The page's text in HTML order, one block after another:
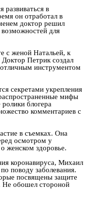
развиваться в
он отработал в
доктор решил
для
с женой Натальей, к
Петрик создал
инструментом
секретами укрепления
мифы
блогера
комментариев с
в съемках. Она
осмотром у
женском здоровье.
коронавируса, Михаил
поводу заболевания.
посвящены защите
Не обошел стороной